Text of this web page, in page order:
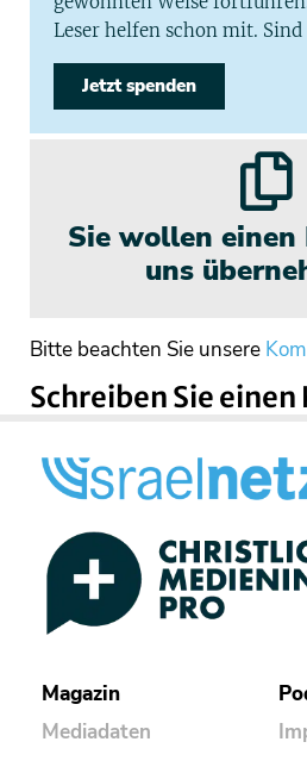
Leser helfen schon mit. Sind
Jetzt spenden
Sie wollen
uns
Bitte beachten Sie unsere
Schreiben Sie
Magazin
Mediadaten